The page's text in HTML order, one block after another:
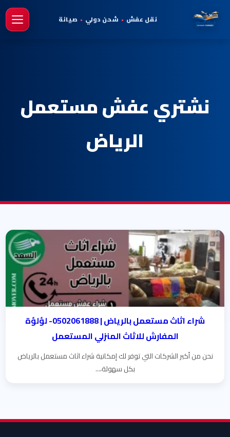
نقل عفش • شحن دولي • صيانة
نشتري عفش مستعمل
الرياض
شراء اثاث مستعمل بالرياض | 0502061888- لؤلؤة
المفارش للاثاث المنزلي المستعمل
نحن من أكبر الشركات التي توفر لك إمكانية شراء اثاث مستعمل بالرياض
بكل سهولة،...